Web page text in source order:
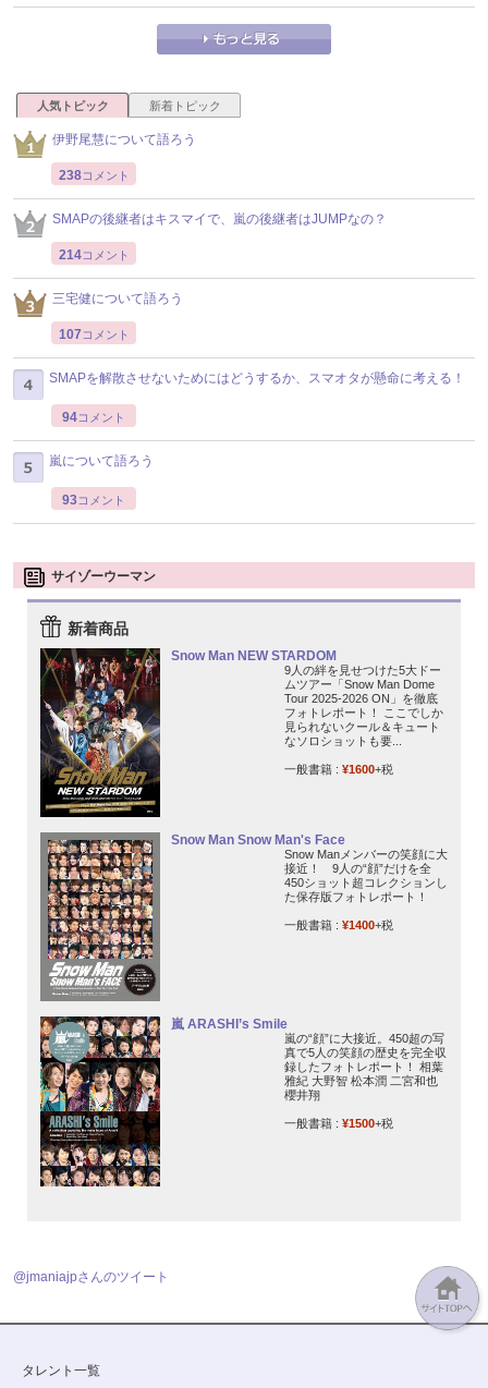
人気トピック 新着トピック
伊野尾慧について語ろう
238コメント
SMAPの後継者はキスマイで、嵐の後継者はJUMPなの？
214コメント
三宅健について語ろう
107 コメント
SMAPを解散させないためにはどうするか、スマオタが懸命に考える！
94コメント
嵐について語ろう
93コメント
サイゾーウーマン
新着商品
Snow Man NEW STARDOM
9人の絆を見せつけた5大ドー
ムツアー「Snow Man Dome
Tour 2025-2026 ON」を徹底
フォトレポート！ ここでしか
見られないクール＆キュート
なソロショットも要...
一般書籍 : ¥1600+税
Snow Man Snow Man's Face
Snow Manメンバーの笑顔に大
接近！ 9人の“顔”だけを全
450ショット超コレクションし
た保存版フォトレポート！
一般書籍 : ¥1400+税
嵐 ARASHI’s Smile
嵐の“顔”に大接近。450超の写
真で5人の笑顔の歴史を完全収
録したフォトレポート！ 相葉
雅紀 大野智 松本潤 二宮和也
櫻井翔
一般書籍 : ¥1500+税
@jmaniajpさんのツイート
タレント一覧